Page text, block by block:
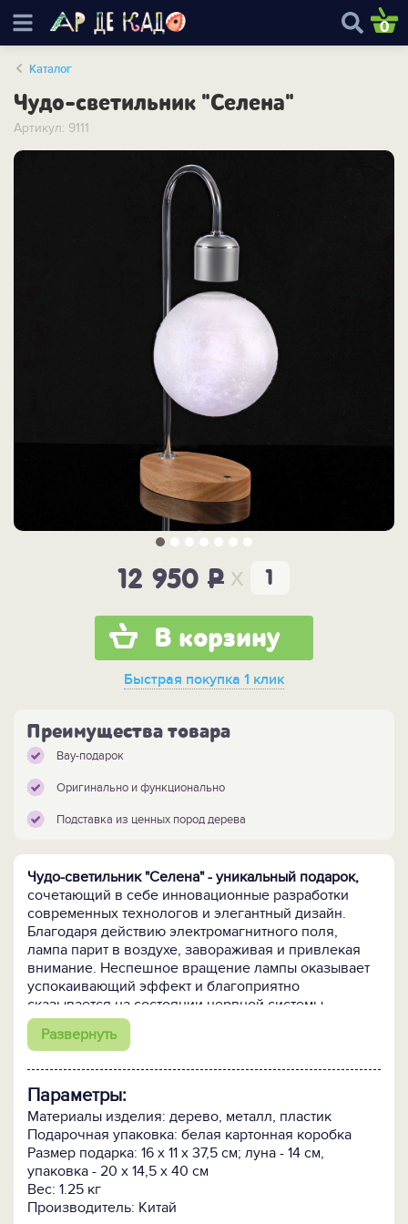
0
Каталог
Чудо-светильник "Селена"
Артикул: 9111
12 950 P x
В корзину
Быстрая покупка 1 клик
Преимущества товара
Вау-подарок
Оригинально и функционально
Подставка из ценных пород дерева
Чудо-светильник "Селена" - уникальный подарок,
сочетающий в себе инновационные разработки
современных технологов и элегантный дизайн.
Благодаря действию электромагнитного поля,
лампа парит в воздухе, завораживая и привлекая
внимание. Неспешное вращение лампы оказывает
успокаивающий эффект и благоприятно
сказывается на состоянии нервной системы,
позволяя отвлечься от повседневных забот. Лампа
прекрасно впишется в любой интерьер - будь то
Зарядное устройство чудо-светильника, подставка и
патрон,создающий электромагнитное поле,
полностью бесшумны. Подставка сделана из ценных
пород дерева, что повышает эстетическую
привлекательность устройства.
Развернуть
Параметры:
Материалы изделия: дерево, металл, пластик
Подарочная упаковка: белая картонная коробка
Размер подарка: 16 х 11 х 37,5 см; луна - 14 см,
упаковка - 20 х 14,5 х 40 см
Вес: 1.25 кг
Производитель: Китай